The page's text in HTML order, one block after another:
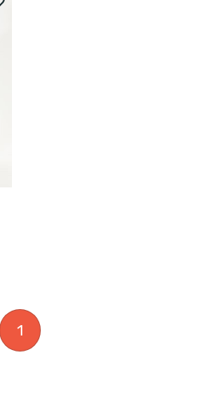
1